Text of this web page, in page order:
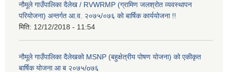
नौमूले गाउँपालिका दैलेख / RVWRMP (ग्रामिण जलश्रोत व्यवस्थापन
परियोजना) अन्तर्गत आ.व. २०७५/०७६ को बार्षिक कार्ययोजना !!
मिति: 12/12/2018 - 11:54
नौमूले गाउँपालिका दैलेखको MSNP (बहुक्षेत्रीय पोषण योजना) को एकीकृत
बार्षिक योजना आ ब २०७५/o७६